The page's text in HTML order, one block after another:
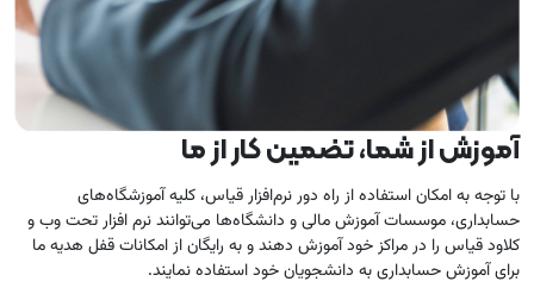
آموزش از شما، تضمین کار از ما
با توجه به امکان استفاده از راه دور نرم­‌افزار قیاس، کلیه آموزشگاه‌­های
حسابداری، موسسات آموزش مالی و دانشگاه‌­ها می‌­توانند نرم افزار تحت وب و
کلاود قیاس را در مراکز خود آموزش دهند و به رایگان از امکانات قفل هدیه ما
برای آموزش حسابداری به دانشجویان خود استفاده نمایند.